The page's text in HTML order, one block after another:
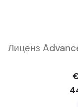
Лиценз